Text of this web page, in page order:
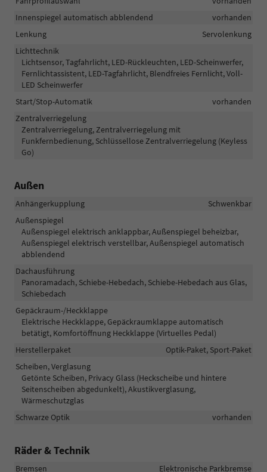
Innenspiegel automatisch abblendend
vorhanden
Lenkung
Servolenkung
Lichttechnik
Lichtsensor, Tagfahrlicht, LED-Rückleuchten, LED-Scheinwerfer,
Fernlichtassistent, LED-Tagfahrlicht, Blendfreies Fernlicht, Voll-
LED Scheinwerfer
Start/Stop-Automatik
vorhanden
Zentralverriegelung
Zentralverriegelung, Zentralverriegelung mit
Funkfernbedienung, Schlüssellose Zentralverriegelung (Keyless
Go)
Außen
Anhängerkupplung
Schwenkbar
Außenspiegel
Außenspiegel elektrisch anklappbar, Außenspiegel beheizbar,
Außenspiegel elektrisch verstellbar, Außenspiegel automatisch
abblendend
Dachausführung
Panoramadach, Schiebe-Hebedach, Schiebe-Hebedach aus Glas,
Schiebedach
Gepäckraum-/Heckklappe
Elektrische Heckklappe, Gepäckraumklappe automatisch
betätigt, Komfortöffnung Heckklappe (Virtuelles Pedal)
Herstellerpaket
Optik-Paket, Sport-Paket
Scheiben, Verglasung
Getönte Scheiben, Privacy Glass (Heckscheibe und hintere
Seitenscheiben abgedunkelt), Akustikverglasung,
Wärmeschutzglas
Schwarze Optik
vorhanden
Räder & Technik
Bremsen Elektronische Parkbremse